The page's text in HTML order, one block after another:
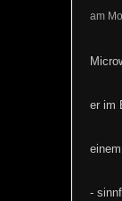
am
er im
-